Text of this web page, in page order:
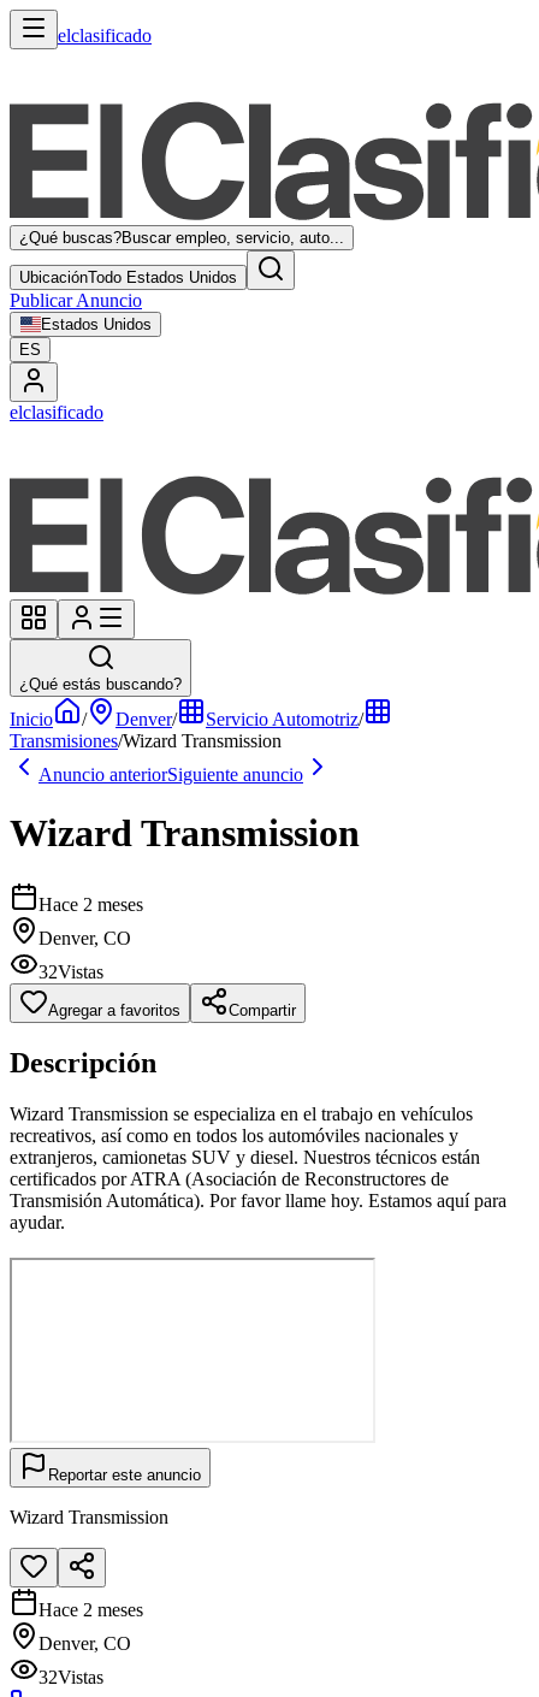
elclasificado
¿Qué buscas?Buscar empleo, servicio, auto...
UbicaciónTodo Estados Unidos
Publicar Anuncio
Estados Unidos
ES
elclasificado
¿Qué estás buscando?
Inicio / Denver/ Servicio Automotriz/
Transmisiones/Wizard Transmission
Anuncio anteriorSiguiente anuncio
Wizard Transmission
Hace 2 meses
Denver, CO
32Vistas
Agregar a favoritos Compartir
Descripción
Wizard Transmission se especializa en el trabajo en vehículos
recreativos, así como en todos los automóviles nacionales y
extranjeros, camionetas SUV y diesel. Nuestros técnicos están
certificados por ATRA (Asociación de Reconstructores de
Transmisión Automática). Por favor llame hoy. Estamos aquí para
ayudar.
Reportar este anuncio
Wizard Transmission
Hace 2 meses
Denver, CO
32Vistas